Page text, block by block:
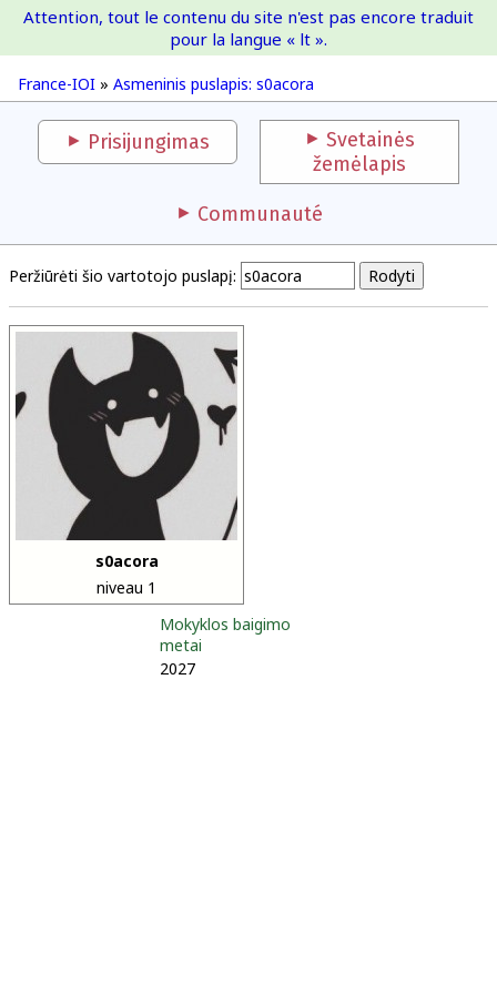
France-IOI
France-IOI » Asmeninis puslapis: s0acora
Attention, tout le contenu du site n'est pas encore traduit
pour la langue « lt ».
Prisijungimas
Svetainės
žemėlapis
Communauté
Peržiūrėti šio vartotojo puslapį:
s0acora
niveau 1
Mokyklos baigimo
metai
2027